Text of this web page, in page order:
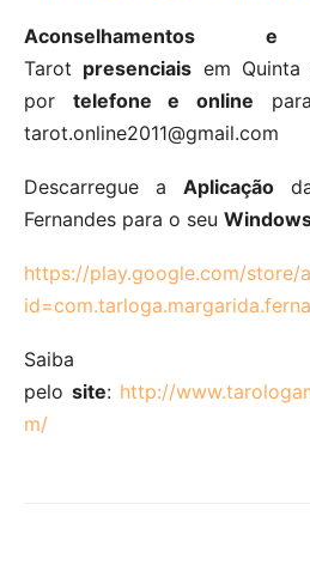
Aconselhamentos
Tarot presenciais em
por telefone e online
tarot.online2011@gmail.com
Descarregue a Aplicação
Fernandes para o seu
https://play.google.com/store/
Saiba
pelo site: http://
m/